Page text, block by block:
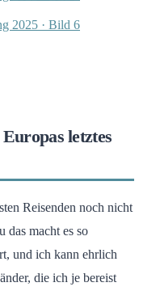
letztes
Reisenden noch nicht
das macht es so
und ich kann ehrlich
die ich je bereist